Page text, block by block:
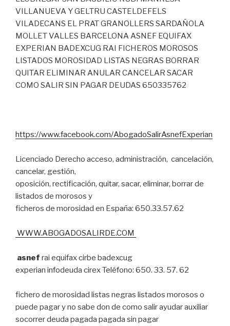
VILLANUEVA Y GELTRU CASTELDEFELS
VILADECANS EL PRAT GRANOLLERS SARDAÑOLA
MOLLET VALLES BARCELONA ASNEF EQUIFAX
EXPERIAN BADEXCUG RAI FICHEROS MOROSOS
LISTADOS MOROSIDAD LISTAS NEGRAS BORRAR
QUITAR ELIMINAR ANULAR CANCELAR SACAR
COMO SALIR SIN PAGAR DEUDAS 650335762
https://www.facebook.com/AbogadoSalirAsnefExperian
Licenciado Derecho acceso, administración, cancelación,
cancelar, gestión,
oposición, rectificación, quitar, sacar, eliminar, borrar de
listados de morosos y
ficheros de morosidad en España: 650.33.57.62
WWW.ABOGADOSALIRDE.COM
asnef rai equifax cirbe badexcug
experian infodeuda cirex Teléfono: 650. 33. 57. 62
fichero de morosidad listas negras listados morosos o
puede pagar y no sabe don de como salir ayudar auxiliar
socorrer deuda pagada pagada sin pagar